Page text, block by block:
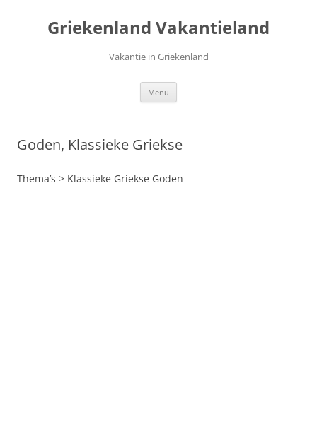
inhoudGriekenland Vakantieland
Vakantie in Griekenland
Menu
Goden, Klassieke Griekse
Thema’s > Klassieke Griekse Goden